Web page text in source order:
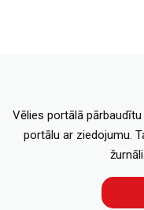
Vēlies portālā
portālu ar ziedojumu.